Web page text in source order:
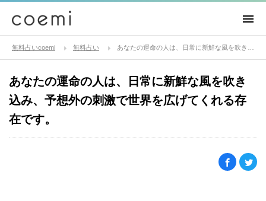
無料占いcoemi 無料占い
あなたの運命の人は、日常に新鮮な風を吹き
込み、予想外の刺激で世界を広げてくれる存
在です。